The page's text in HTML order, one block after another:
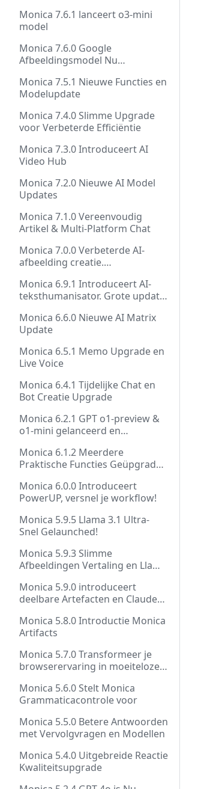
Monica 7.6.1 lanceert o3-mini
model
Monica 7.6.0 Google
Afbeeldingsmodel Nu
Monica 7.5.1 Nieuwe Functies en
Modelupdate
Monica 7.4.0 Slimme Upgrade
voor Verbeterde Efficiëntie
Monica 7.3.0 Introduceert AI
Video Hub
Monica 7.2.0 Nieuwe AI Model
Updates
Monica 7.1.0 Vereenvoudig
Artikel & Multi-Platform Chat
Monica 7.0.0 Verbeterde AI-
afbeelding creatie.
Monica 6.9.1 Introduceert AI-
teksthumanisator. Grote update
Monica 6.6.0 Nieuwe AI Matrix
Update
Monica 6.5.1 Memo Upgrade en
Live Voice
Monica 6.4.1 Tijdelijke Chat en
Bot Creatie Upgrade
Monica 6.2.1 GPT o1-preview &
o1-mini gelanceerd en
Monica 6.1.2 Meerdere
Praktische Functies Geüpgraded
Monica 6.0.0 Introduceert
PowerUP, versnel je workflow!
Monica 5.9.5 Llama 3.1 Ultra-
Snel Gelaunched!
Monica 5.9.3 Slimme
Afbeeldingen Vertaling en Llama
Monica 5.9.0 introduceert
deelbare Artefacten en Claude
Monica 5.8.0 Introductie Monica
Artifacts
Monica 5.7.0 Transformeer je
browserervaring in moeiteloze
Monica 5.6.0 Stelt Monica
Grammaticacontrole voor
Monica 5.5.0 Betere Antwoorden
met Vervolgvragen en Modellen
Monica 5.4.0 Uitgebreide Reactie
Kwaliteitsupgrade